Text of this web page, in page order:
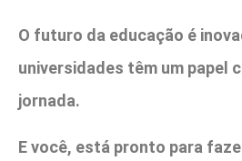
O futuro da educação é
universidades têm um papel
jornada.
E você, está pronto para